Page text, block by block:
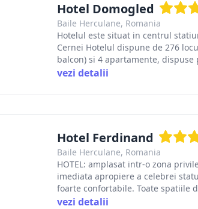
Hotel Domogled
Baile Herculane, Romania
Hotelul este situat in centrul
Cernei Hotelul dispune de 276
balcon) si 4 apartamente,
vezi detalii
Hotel Ferdinand
Baile Herculane, Romania
HOTEL: amplasat intr-o zona
imediata apropiere a celebrei
foarte confortabile. Toate spatiile
vezi detalii